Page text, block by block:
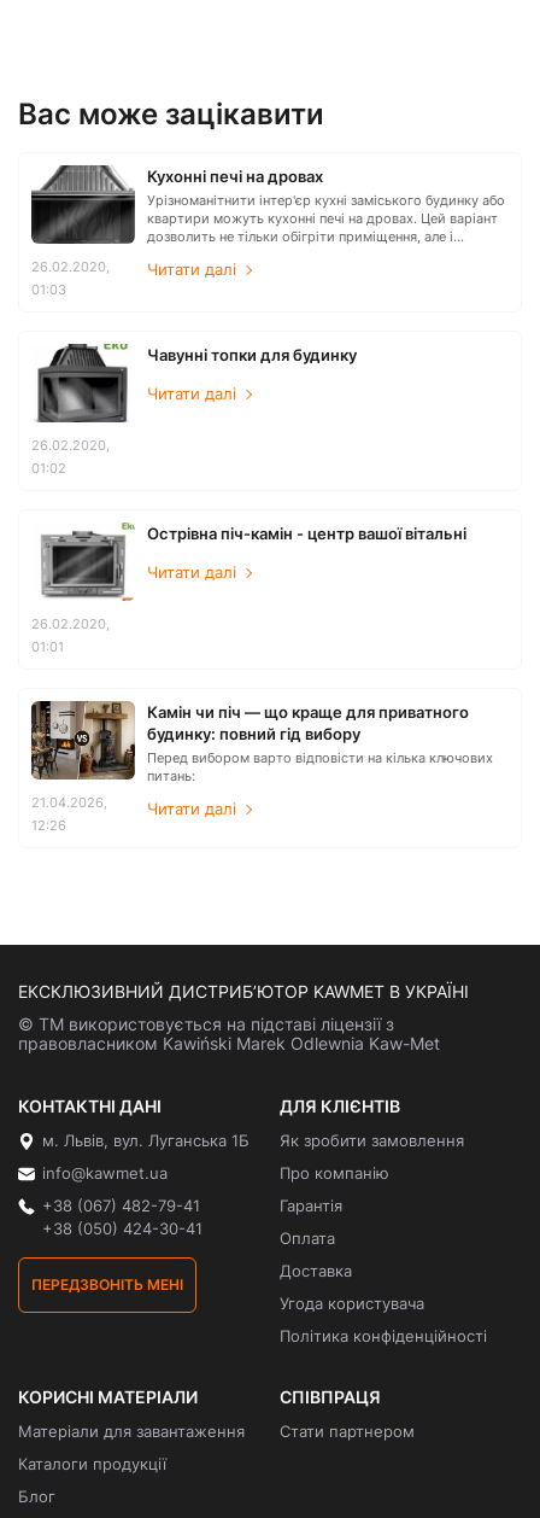
Вас може зацікавити
26.02.2020,
01:03
Кухонні печі на дровах
Урізноманітнити інтер'єр кухні заміського будинку або
квартири можуть кухонні печі на дровах. Цей варіант
дозволить не тільки обігріти приміщення, але і
того, це не тільки можливість відкрити новий смак
Читати далі
26.02.2020,
01:02
Чавунні топки для будинку
Читати далі
26.02.2020,
01:01
Острівна піч-камін - центр вашої вітальні
Читати далі
21.04.2026,
12:26
Камін чи піч — що краще для приватного
будинку: повний гід вибору
Перед вибором варто відповісти на кілька ключових
питань:
Читати далі
ЕКСКЛЮЗИВНИЙ ДИСТРИБ’ЮТОР KAWMET В УКРАЇНІ
© ТМ використовується на підставі ліцензії з
правовласником Kawiński Marek Odlewnia Kaw-Met
КОНТАКТНІ ДАНІ
м. Львів, вул. Луганська 1Б
info@kawmet.ua
+38 (067) 482-79-41
+38 (050) 424-30-41
ПЕРЕДЗВОНІТЬ МЕНІ
ДЛЯ КЛІЄНТІВ
Як зробити замовлення
Про компанію
Гарантія
Оплата
Доставка
Угода користувача
Політика конфіденційності
КОРИСНІ МАТЕРІАЛИ
Матеріали для завантаження
Каталоги продукції
Блог
СПІВПРАЦЯ
Стати партнером